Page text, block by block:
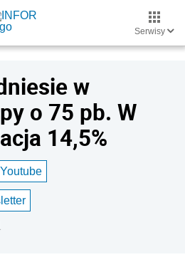
Serwisy
w
o 75 pb. W
14,5%